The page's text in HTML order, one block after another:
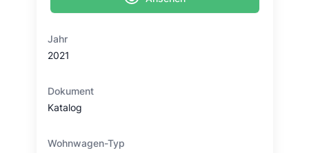
Jahr
2021
Dokument
Katalog
Wohnwagen-Typ